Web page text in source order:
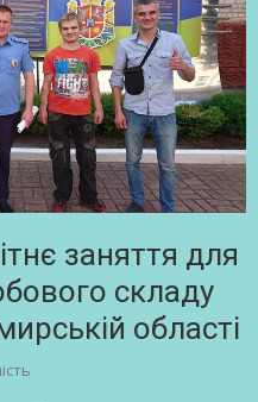
заняття для
складу
області